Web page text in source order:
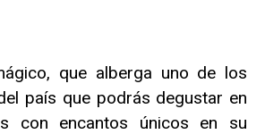
que alberga uno de los
país que podrás degustar en
con encantos únicos en su